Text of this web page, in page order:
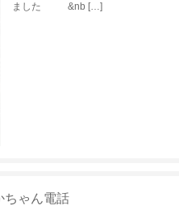
ました &nb […]
ゃん電話